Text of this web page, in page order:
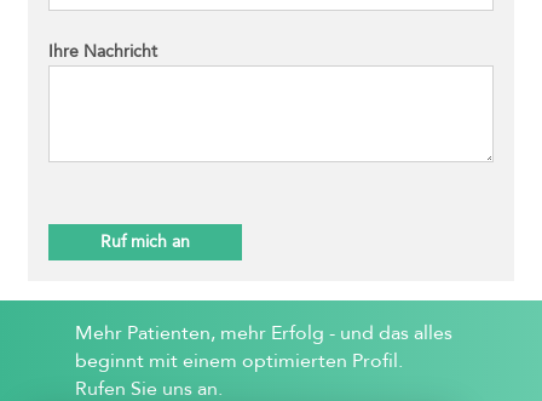
Ihre Nachricht
Ruf mich an
Mehr Patienten, mehr Erfolg - und das alles
beginnt mit einem optimierten Profil.
Rufen Sie uns an.